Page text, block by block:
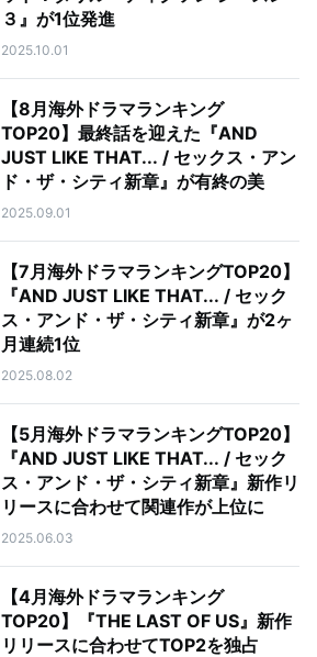
３』が1位発進
2025.10.01
【8月海外ドラマランキング
TOP20】最終話を迎えた『AND
JUST LIKE THAT... / セックス・アン
ド・ザ・シティ新章』が有終の美
2025.09.01
【7月海外ドラマランキングTOP20】
『AND JUST LIKE THAT... / セック
ス・アンド・ザ・シティ新章』が2ヶ
月連続1位
2025.08.02
【5月海外ドラマランキングTOP20】
『AND JUST LIKE THAT... / セック
ス・アンド・ザ・シティ新章』新作リ
リースに合わせて関連作が上位に
2025.06.03
【4月海外ドラマランキング
TOP20】『THE LAST OF US』新作
リリースに合わせてTOP2を独占